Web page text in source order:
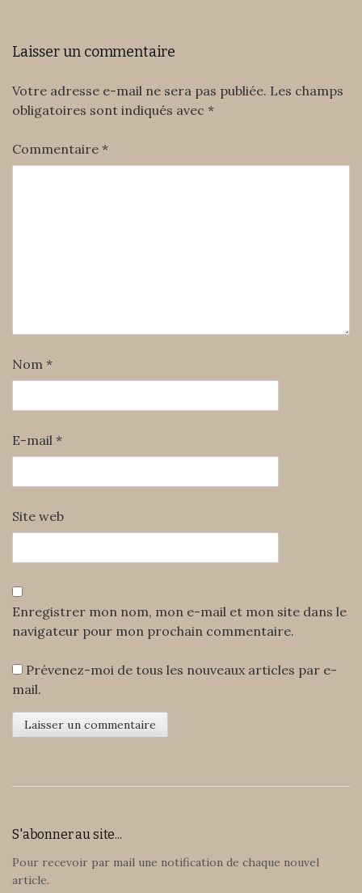
Laisser un commentaire
Votre adresse e-mail ne sera pas publiée. Les champs
obligatoires sont indiqués avec *
Commentaire *
Nom *
E-mail *
Site web
Enregistrer mon nom, mon e-mail et mon site dans le
navigateur pour mon prochain commentaire.
Prévenez-moi de tous les nouveaux articles par e-
mail.
S'abonner au site...
Pour recevoir par mail une notification de chaque nouvel
article.